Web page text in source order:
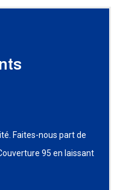
Faites-nous part de
95 en laissant